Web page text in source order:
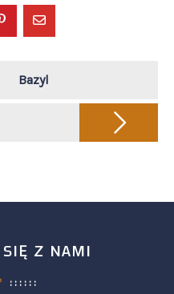
Bazyl
Z NAMI